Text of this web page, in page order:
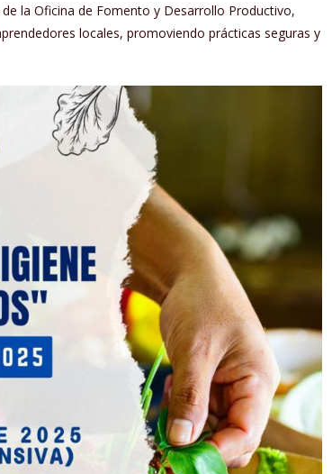
la Oficina de Fomento y Desarrollo Productivo,
locales, promoviendo prácticas seguras y